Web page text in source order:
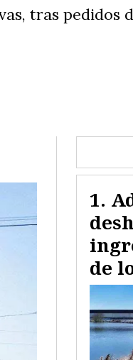
tras pedidos
de